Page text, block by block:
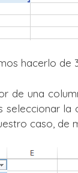
hacerlo de
una
la
caso, de